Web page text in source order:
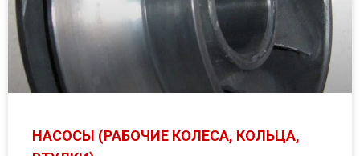
НАСОСЫ (РАБОЧИЕ КОЛЕСА, КОЛЬЦА,